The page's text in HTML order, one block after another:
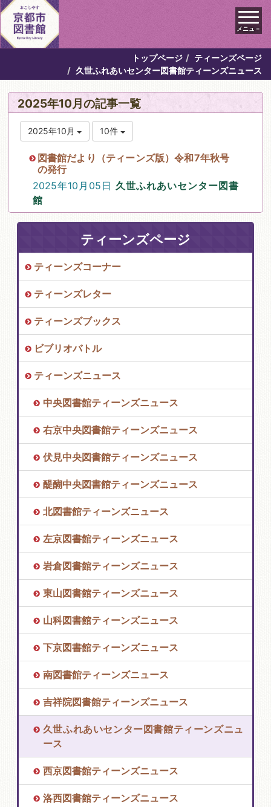
メニュ－
トップページ
ティーンズページ
久世ふれあいセンター図書館ティーンズニュース
2025年10月の記事一覧
2025年10月 10件
図書館だより（ティーンズ版）令和7年秋号
の発行
2025年10月05日 久世ふれあいセンター図書
館
ティーンズページ
ティーンズコーナー
ティーンズレター
ティーンズブックス
ビブリオバトル
ティーンズニュース
中央図書館ティーンズニュース
右京中央図書館ティーンズニュース
伏見中央図書館ティーンズニュース
醍醐中央図書館ティーンズニュース
北図書館ティーンズニュース
左京図書館ティーンズニュース
岩倉図書館ティーンズニュース
東山図書館ティーンズニュース
山科図書館ティーンズニュース
下京図書館ティーンズニュース
南図書館ティーンズニュース
吉祥院図書館ティーンズニュース
久世ふれあいセンター図書館ティーンズニュ
ース
西京図書館ティーンズニュース
洛西図書館ティーンズニュース